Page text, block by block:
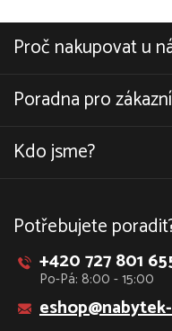
Proč nakupovat u
Poradna pro
Kdo jsme?
Potřebujete
+420 727 801
Po-Pá: 8:00 - 15:00